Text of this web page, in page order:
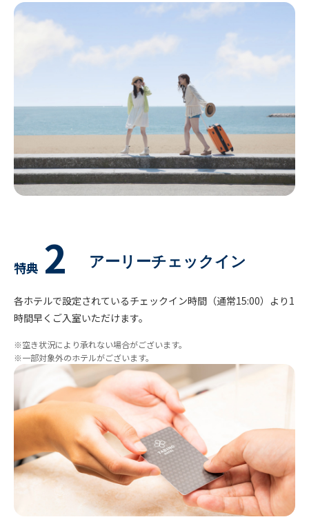
特典 2 アーリーチェックイン
各ホテルで設定されているチェックイン時間（通常15:00）より1
時間早くご入室いただけます。
※空き状況により承れない場合がございます。
※一部対象外のホテルがございます。